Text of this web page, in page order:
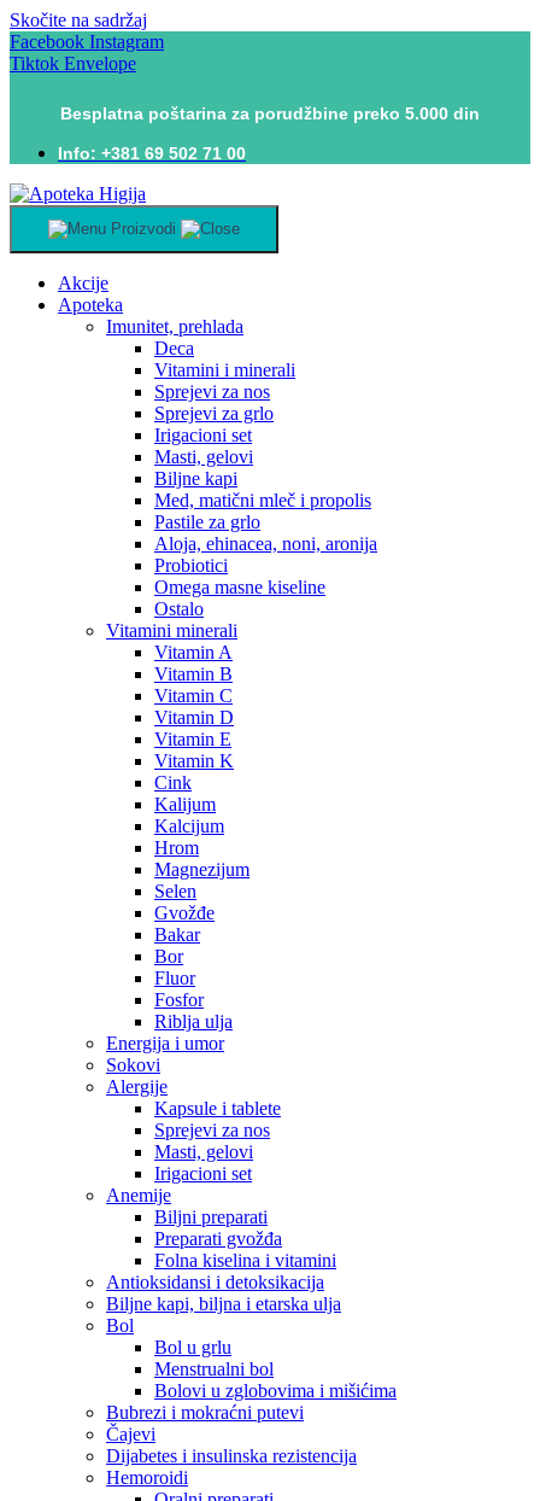
Skočite na sadržaj
Facebook Instagram
Tiktok Envelope
Besplatna poštarina za porudžbine preko 5.000 din
Info: +381 69 502 71 00
Proizvodi
Akcije
Apoteka
Imunitet, prehlada
Deca
Vitamini i minerali
Sprejevi za nos
Sprejevi za grlo
Irigacioni set
Masti, gelovi
Biljne kapi
Med, matični mleč i propolis
Pastile za grlo
Aloja, ehinacea, noni, aronija
Probiotici
Omega masne kiseline
Ostalo
Vitamini minerali
Vitamin A
Vitamin B
Vitamin C
Vitamin D
Vitamin E
Vitamin K
Cink
Kalijum
Kalcijum
Hrom
Magnezijum
Selen
Gvožđe
Bakar
Bor
Fluor
Fosfor
Riblja ulja
Energija i umor
Sokovi
Alergije
Kapsule i tablete
Sprejevi za nos
Masti, gelovi
Irigacioni set
Anemije
Biljni preparati
Preparati gvožđa
Folna kiselina i vitamini
Antioksidansi i detoksikacija
Biljne kapi, biljna i etarska ulja
Bol
Bol u grlu
Menstrualni bol
Bolovi u zglobovima i mišićima
Bubrezi i mokraćni putevi
Čajevi
Dijabetes i insulinska rezistencija
Hemoroidi